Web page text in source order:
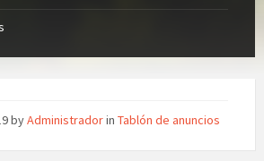
byAdministradorin Tablón de anuncios